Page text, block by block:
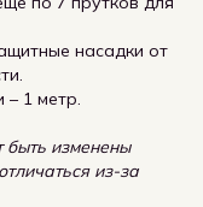
насадки от
1 метр.
быть изменены
из-за